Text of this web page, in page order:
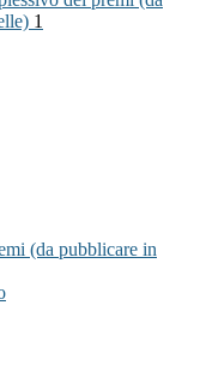
1
(da pubblicare in